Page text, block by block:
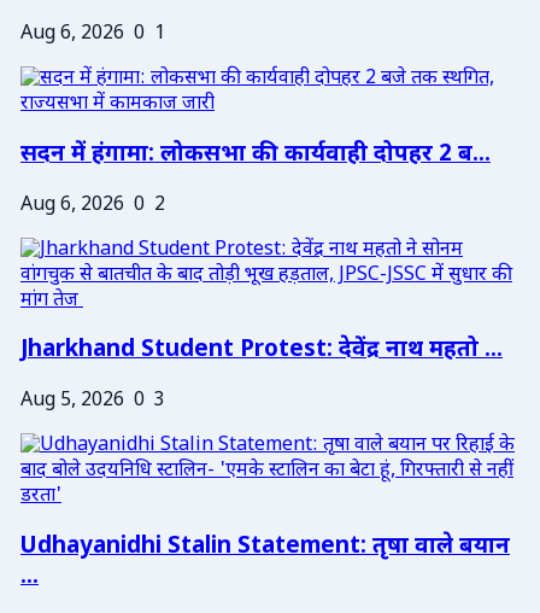
Aug 6, 2026 0 1
सदन में हंगामा: लोकसभा की कार्यवाही दोपहर 2 ब...
Aug 6, 2026 0 2
Jharkhand Student Protest: देवेंद्र नाथ महतो ...
Aug 5, 2026 0 3
Udhayanidhi Stalin Statement: तृषा वाले बयान
...